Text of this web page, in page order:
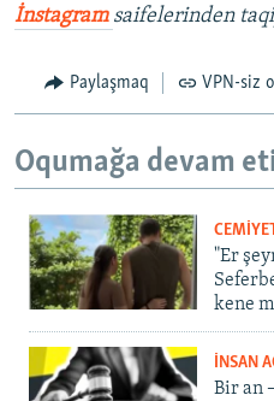
İnstagram saifelerinden
Paylaşmaq VPN-siz
Oqumağa devam
"Er
kene
İNSAN
Bir an